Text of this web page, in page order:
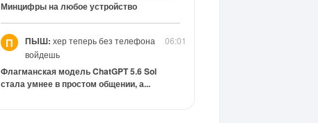
Минцифры на любое устройство
06:01
П ПЫШ: хер теперь без телефона
войдешь
Флагманская модель ChatGPT 5.6 Sol
стала умнее в простом общении, а...